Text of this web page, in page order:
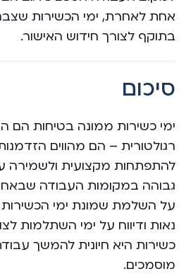
אחת לאחרת, ימי הכשירות
בתוקף לצורך חידוש האישור.
סיכום
ימי כשירות ממונה בטיחות הם
רגולטורית – הם מהווים
להתפתחות מקצועית ולשמירה
גבוהה במקומות העבודה
על השלמת שמונת ימי הכשירות
נאות ודיווח על ימי השתלמות
כשירות היא חיונית להמשך
מוסמכים.